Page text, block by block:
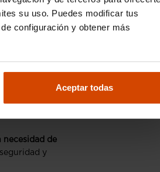
su uso. Puedes modificar tus
configuración y obtener más
Aceptar todas
de
y